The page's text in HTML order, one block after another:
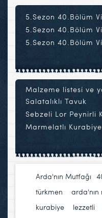
5.Sezon 40.Bölüm
5.Sezon 40.Bölüm
5.Sezon 40.Bölüm
Malzeme listesi ve
Salatalıklı Tavuk
Sebzeli Lor Peynirli
Marmelatlı Kurabiye
Arda'nın Mutfağı
türkmen
arda'nın
kurabiye
lezzetli